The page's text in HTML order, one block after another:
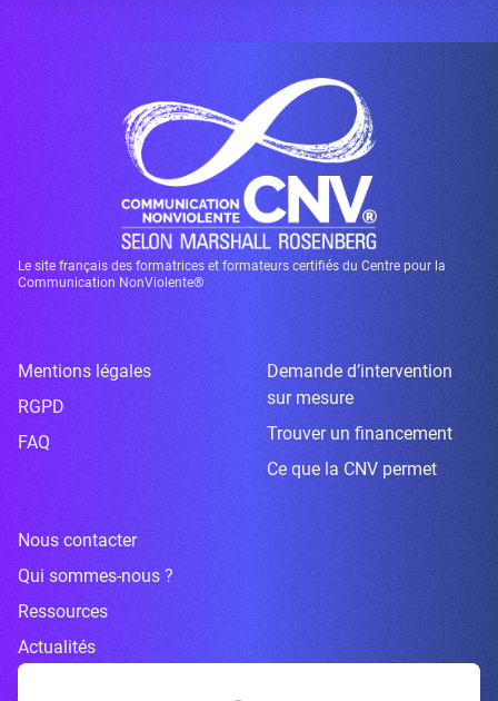
Le site français des formatrices et formateurs certifiés du Centre pour la
Communication NonViolente®
Mentions légales
RGPD
FAQ
Demande d’intervention
sur mesure
Trouver un financement
Ce que la CNV permet
Nous contacter
Qui sommes-nous ?
Ressources
Actualités